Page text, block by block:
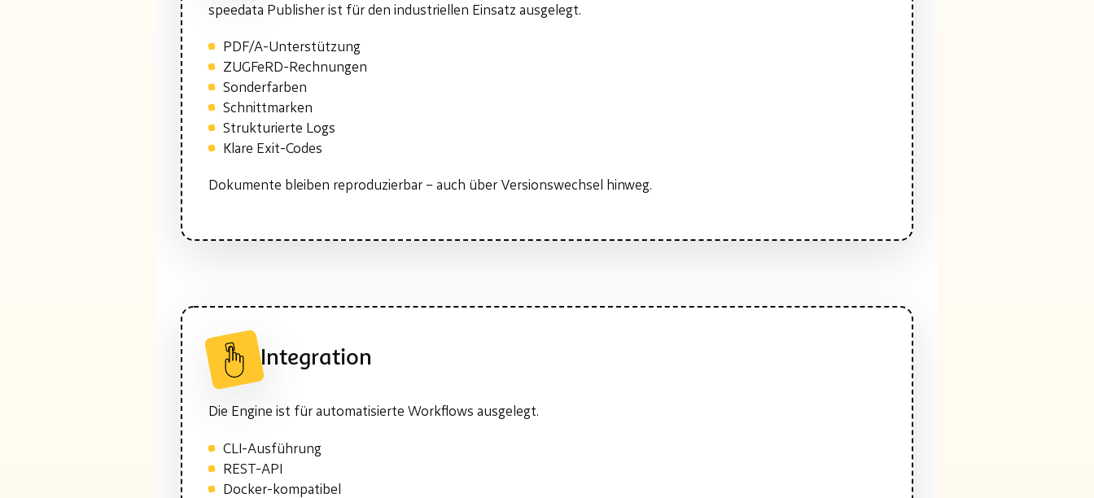
speedata Publisher ist für den industriellen Einsatz ausgelegt.
PDF/A-Unterstützung
ZUGFeRD-Rechnungen
Sonderfarben
Schnittmarken
Strukturierte Logs
Klare Exit-Codes
Dokumente bleiben reproduzierbar – auch über Versionswechsel hinweg.
Integration
Die Engine ist für automatisierte Workflows ausgelegt.
CLI-Ausführung
REST-API
Docker-kompatibel